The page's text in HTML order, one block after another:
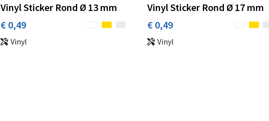
Vinyl Sticker Rond Ø 13 mm
€ 0,49
Vinyl
Vinyl Sticker Rond Ø 17 mm
€ 0,49
Vinyl